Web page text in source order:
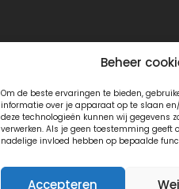
Beheer
Om de beste ervaringen te bieden,
informatie over je apparaat op te slaan
deze technologieën kunnen wij gegevens
verwerken. Als je geen toestemming
nadelige invloed hebben op bepaalde
Accepteren